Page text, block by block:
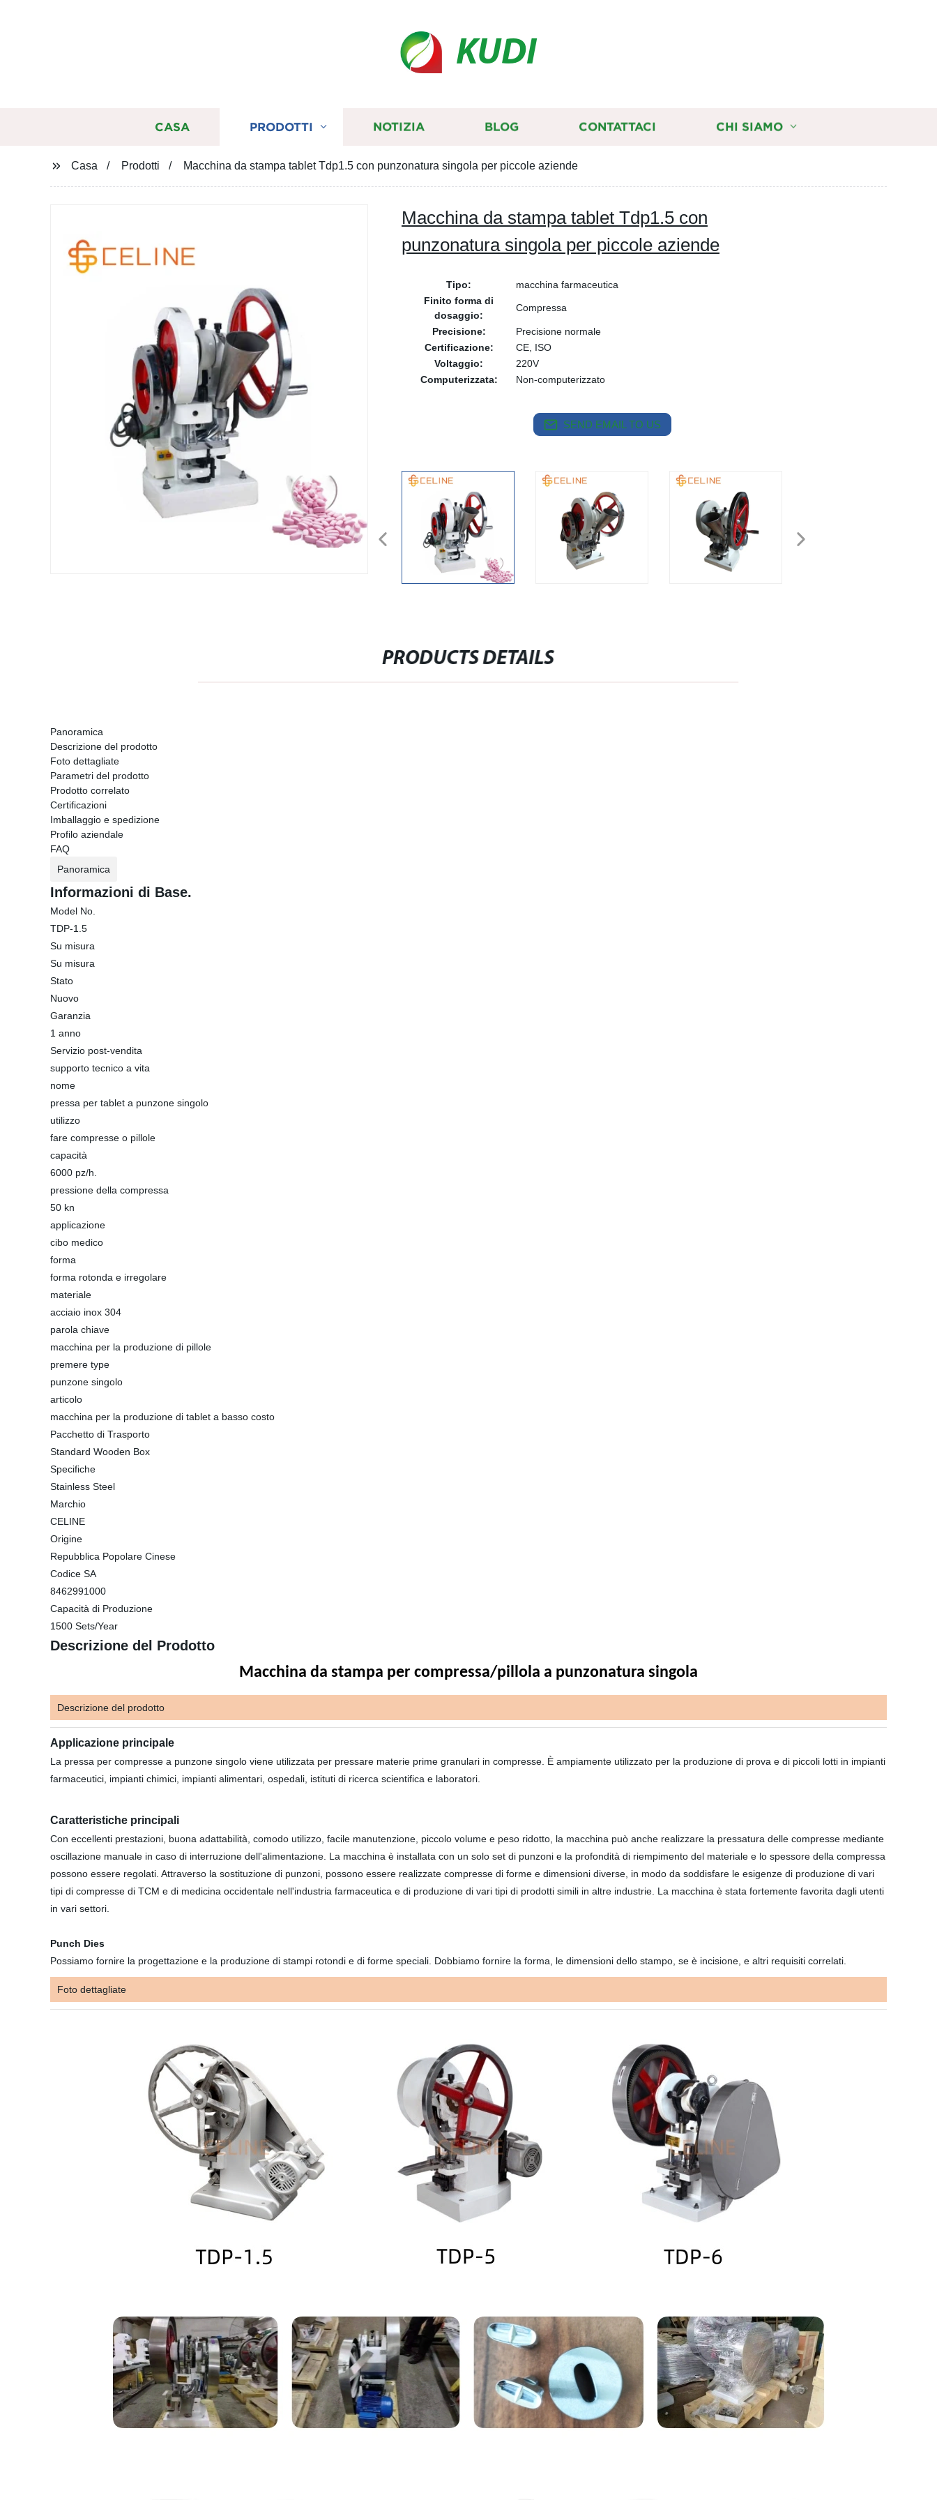
KUDI
CASA PRODOTTI NOTIZIA BLOG CONTATTACI CHI SIAMO
Casa Prodotti Macchina da stampa tablet Tdp1.5 con punzonatura singola per piccole aziende
Macchina da stampa tablet Tdp1.5 con
punzonatura singola per piccole aziende
Tipo:
macchina farmaceutica
Finito forma di
dosaggio:
Compressa
Precisione:
Precisione normale
Certificazione:
CE, ISO
Voltaggio:
220V
Computerizzata:
Non-computerizzato
SEND EMAIL TO US
PRODUCTS DETAILS
Panoramica
Descrizione del prodotto
Foto dettagliate
Parametri del prodotto
Prodotto correlato
Certificazioni
Imballaggio e spedizione
Profilo aziendale
FAQ
Panoramica
Informazioni di Base.
Model No.
TDP-1.5
Su misura
Su misura
Stato
Nuovo
Garanzia
1 anno
Servizio post-vendita
supporto tecnico a vita
nome
pressa per tablet a punzone singolo
utilizzo
fare compresse o pillole
capacità
6000 pz/h.
pressione della compressa
50 kn
applicazione
cibo medico
forma
forma rotonda e irregolare
materiale
acciaio inox 304
parola chiave
macchina per la produzione di pillole
premere type
punzone singolo
articolo
macchina per la produzione di tablet a basso costo
Pacchetto di Trasporto
Standard Wooden Box
Specifiche
Stainless Steel
Marchio
CELINE
Origine
Repubblica Popolare Cinese
Codice SA
8462991000
Capacità di Produzione
1500 Sets/Year
Descrizione del Prodotto
Macchina da stampa per compressa/pillola a punzonatura singola
Descrizione del prodotto
Applicazione principale
La pressa per compresse a punzone singolo viene utilizzata per pressare materie prime granulari in compresse. È ampiamente utilizzato per la produzione di prova e di piccoli lotti in impianti
farmaceutici, impianti chimici, impianti alimentari, ospedali, istituti di ricerca scientifica e laboratori.
Caratteristiche principali
Con eccellenti prestazioni, buona adattabilità, comodo utilizzo, facile manutenzione, piccolo volume e peso ridotto, la macchina può anche realizzare la pressatura delle compresse mediante
oscillazione manuale in caso di interruzione dell'alimentazione. La macchina è installata con un solo set di punzoni e la profondità di riempimento del materiale e lo spessore della compressa
possono essere regolati. Attraverso la sostituzione di punzoni, possono essere realizzate compresse di forme e dimensioni diverse, in modo da soddisfare le esigenze di produzione di vari
tipi di compresse di TCM e di medicina occidentale nell'industria farmaceutica e di produzione di vari tipi di prodotti simili in altre industrie. La macchina è stata fortemente favorita dagli utenti
in vari settori.
Punch Dies
Possiamo fornire la progettazione e la produzione di stampi rotondi e di forme speciali. Dobbiamo fornire la forma, le dimensioni dello stampo, se è incisione, e altri requisiti correlati.
Foto dettagliate